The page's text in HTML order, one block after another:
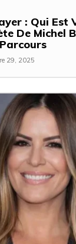
: Qui Est
De Michel
29, 2025